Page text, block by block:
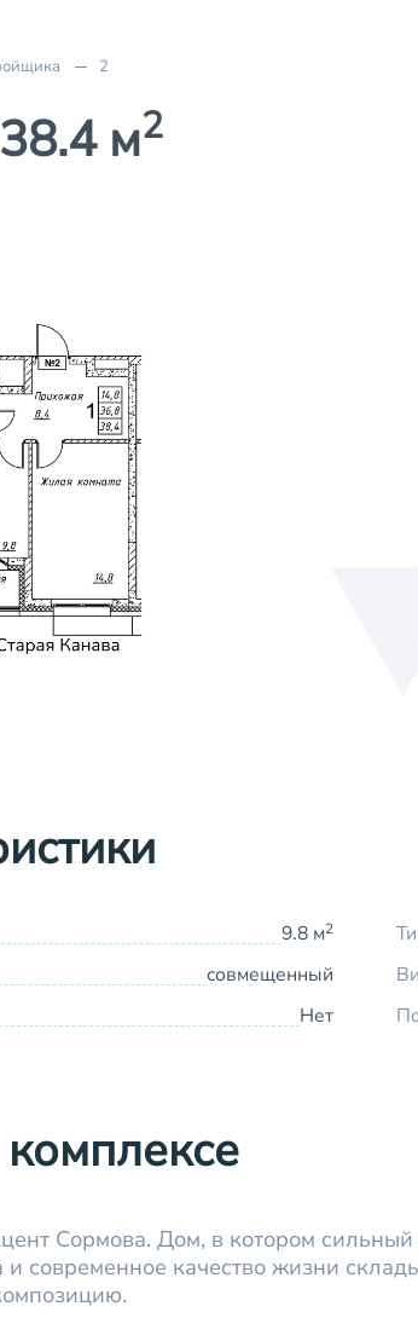
2
м2
9.8 м2
совмещенный
Нет
Сормова. Дом, в котором сильный
и современное качество жизни